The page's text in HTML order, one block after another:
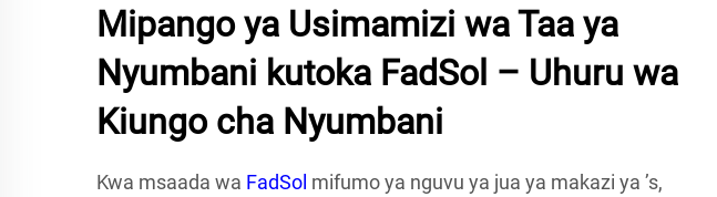
Mipango ya Usimamizi wa Taa ya
Nyumbani kutoka FadSol – Uhuru wa
Kiungo cha Nyumbani
Kwa msaada wa FadSol mifumo ya nguvu ya jua ya makazi ya ’s,